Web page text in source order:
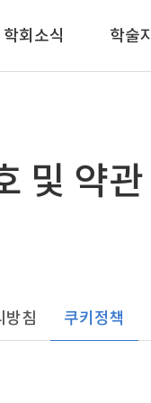
학회소식 학술지
및 약관
방침 쿠키정책